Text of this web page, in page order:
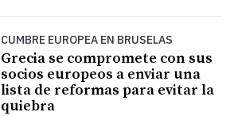
CUMBRE EUROPEA EN BRUSELAS
Grecia se compromete con sus
socios europeos a enviar una
lista de reformas para evitar la
quiebra